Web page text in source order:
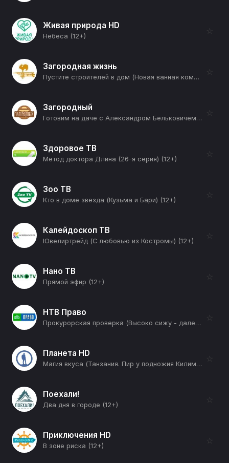
Живая природа HD
Небеса (12+)
☆
Загородная жизнь
Пустите строителей в дом (Новая ванная комната и шкаф под лестницей) (12+)
☆
Загородный
Готовим на даче с Александром Бельковичем (Скумбрия по-стамбульски и турецкая закуска) (12+)
☆
Здоровое ТВ
Метод доктора Длина (26-я серия) (12+)
☆
Зоо ТВ
Кто в доме звезда (Кузьма и Бари) (12+)
☆
Калейдоскоп ТВ
Ювелиртрейд (С любовью из Костромы) (12+)
☆
Нано ТВ
Прямой эфир (12+)
☆
НТВ Право
Прокурорская проверка (Высоко сижу - далеко гляжу) (16+)
☆
Планета HD
Магия вкуса (Танзания. Пир у подножия Килиманджаро) (12+)
☆
Поехали!
Два дня в городе (12+)
☆
Приключения HD
В зоне риска (12+)
☆